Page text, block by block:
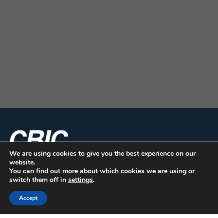
We are using cookies to give you the best experience on our
website.
You can find out more about which cookies we are using or
switch them off in settings.
Accept